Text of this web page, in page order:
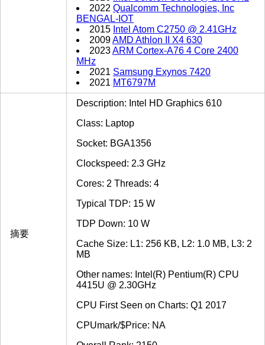
2022 Qualcomm Technologies, Inc
BENGAL-IOT
2015 Intel Atom C2750 @ 2.41GHz
2009AMD Athlon II X4 630
2023ARM Cortex-A76 4 Core 2400
MHz
2021 Samsung Exynos 7420
2021 MT6797M
摘要
Description: Intel HD Graphics 610
Class: Laptop
Socket: BGA1356
Clockspeed: 2.3 GHz
Cores: 2 Threads: 4
Typical TDP: 15 W
TDP Down: 10 W
Cache Size: L1: 256 KB, L2: 1.0 MB, L3: 2
MB
Other names: Intel(R) Pentium(R) CPU
4415U @ 2.30GHz
CPU First Seen on Charts: Q1 2017
CPUmark/$Price: NA